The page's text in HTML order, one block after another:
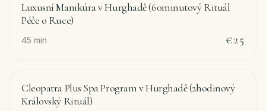
Luxusní Manikúra v Hurghadě (60minutový Rituál
Péče o Ruce)
45 min €25
Cleopatra Plus Spa Program v Hurghadě (2hodinový
Královský Rituál)